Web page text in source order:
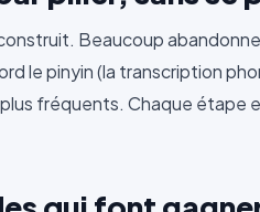
Beaucoup
le pinyin (la transcription
fréquents. Chaque étape